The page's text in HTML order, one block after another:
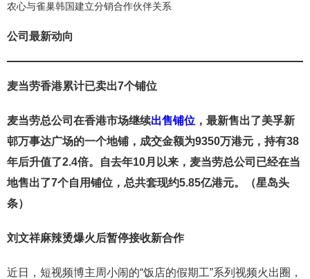
农心与雀巢韩国建立分销合作伙伴关系
公司最新动向
麦当劳香港累计已卖出7个铺位
麦当劳总公司在香港市场继续出售铺位 ，最新售出了美孚新
邨万事达广场的一个地铺，成交金额为9350万港元，持有38
年后升值了2.4倍。自去年10月以来，麦当劳总公司已经在当
地售出了7个自用铺位，总共套现约5.85亿港元。（星岛头
条）
刘文祥麻辣烫爆火后暂停接收新合作
近日，短视频博主周小闹的“饭店的假期工”系列视频火出圈，